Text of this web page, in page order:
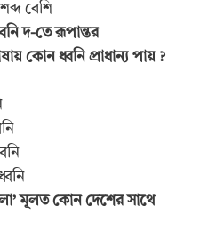
বেশি
দ-তে রূপান্তর
কোন ধ্বনি প্রাধান্য পায় ?
মূলত কোন দেশের সাথে